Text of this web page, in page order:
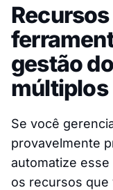
gestão
múltiplos
Se você
provavelmente
automatize
os recursos que